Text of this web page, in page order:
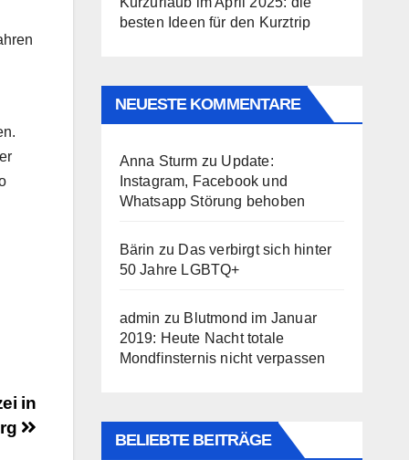
in
besten Ideen für den Kurztrip
NEUESTE KOMMENTARE
Anna Sturm zu Update:
Instagram, Facebook und
Whatsapp Störung behoben
Bärin zu Das verbirgt sich hinter
50 Jahre LGBTQ+
admin zu Blutmond im Januar
2019: Heute Nacht totale
Mondfinsternis nicht verpassen
BELIEBTE BEITRÄGE